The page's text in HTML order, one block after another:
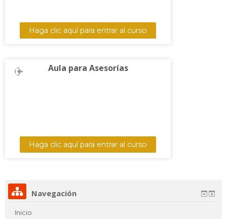
Haga clic aquí para entrar al curso
Aula para Asesorías
Haga clic aquí para entrar al curso
Navegación
Inicio